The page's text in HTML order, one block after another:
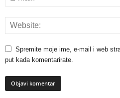
Spremite moje ime, e-mail i web
put kada komentarirate.